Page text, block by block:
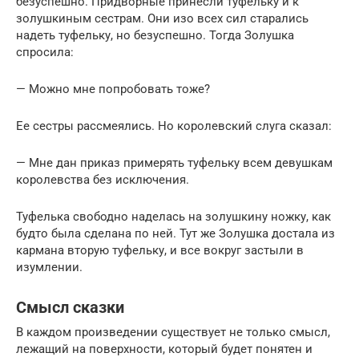
золушкиным сестрам. Они изо всех сил старались
надеть туфельку, но безуспешно. Тогда Золушка
спросила:
— Можно мне попробовать тоже?
Ее сестры рассмеялись. Но королевский слуга сказал:
— Мне дан приказ примерять туфельку всем девушкам
королевства без исключения.
Туфелька свободно наделась на золушкину ножку, как
будто была сделана по ней. Тут же Золушка достала из
кармана вторую туфельку, и все вокруг застыли в
изумлении.
Смысл сказки
В каждом произведении существует не только смысл,
лежащий на поверхности, который будет понятен и